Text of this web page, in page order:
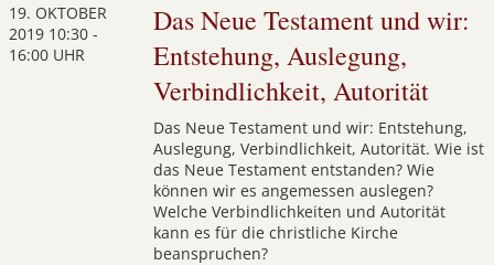
19. OKTOBER
2019 10:30 -
16:00 UHR
Das Neue Testament und wir:
Entstehung, Auslegung,
Verbindlichkeit, Autorität
Das Neue Testament und wir: Entstehung,
Auslegung, Verbindlichkeit, Autorität. Wie ist
das Neue Testament entstanden? Wie
können wir es angemessen auslegen?
Welche Verbindlichkeiten und Autorität
kann es für die christliche Kirche
beanspruchen?